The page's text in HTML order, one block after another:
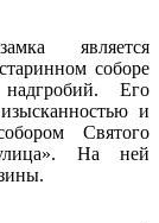
является
соборе
Его
и
Святого
На ней